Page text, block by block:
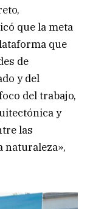
que la meta
que
de
y del
del trabajo,
y
las
naturaleza»,